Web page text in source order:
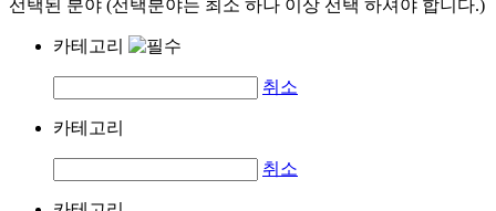
선택된 분야 (선택분야는 최소 하나 이상 선택 하셔야 합니다.)
카테고리
취소
카테고리
취소